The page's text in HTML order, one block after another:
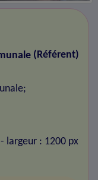
(Référent)
;
- largeur : 1200 px